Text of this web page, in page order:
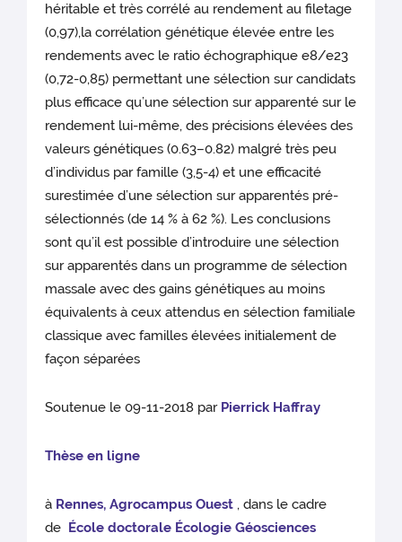
héritable et très corrélé au rendement au filetage
(0,97),la corrélation génétique élevée entre les
rendements avec le ratio échographique e8/e23
(0,72-0,85) permettant une sélection sur candidats
plus efficace qu’une sélection sur apparenté sur le
rendement lui-même, des précisions élevées des
valeurs génétiques (0.63–0.82) malgré très peu
d’individus par famille (3,5-4) et une efficacité
surestimée d’une sélection sur apparentés pré-
sélectionnés (de 14 % à 62 %). Les conclusions
sont qu’il est possible d’introduire une sélection
sur apparentés dans un programme de sélection
massale avec des gains génétiques au moins
équivalents à ceux attendus en sélection familiale
classique avec familles élevées initialement de
façon séparées
Soutenue le 09-11-2018 par Pierrick Haffray
Thèse en ligne
à Rennes, Agrocampus Ouest , dans le cadre
de École doctorale Écologie Géosciences